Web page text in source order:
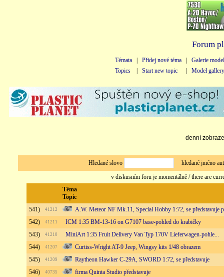
Forum
Témata Přidej nové téma
Galerie
Topics
Start new topic Model gallery
denní
Hledané slovo
hledané jméno
v diskusním foru je momentálně / there are
Téma
Topic
541)
41212
A.W. Meteor NF Mk.11, Special Hobby 1:72, se představuje
542)
41211
ICM 1:35 BM-13-16 on G7107 base-pohled do krabičky
543)
41210
MiniArt 1:35 Fruit Delivery Van Typ 170V Lieferwagen-pohle...
544)
41207
Curtiss-Wright AT-9 Jeep, Wingsy kits 1/48 obrazem
545)
41209
Raytheon Hawker C-29A, SWORD 1:72, se představuje
546)
40735
firma Quinta Studio představuje